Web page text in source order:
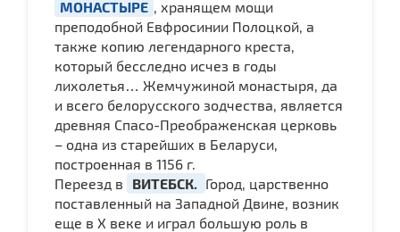
МОНАСТЫРЕ
, хранящем мощи
преподобной Евфросинии Полоцкой, а
также копию легендарного креста,
который бесследно исчез в годы
лихолетья… Жемчужиной монастыря, да
и всего белорусского зодчества, является
древняя Спасо-Преображенская церковь
– одна из старейших в Беларуси,
построенная в 1156 г.
Переезд в
ВИТЕБСК. Город, царственно
поставленный на Западной Двине, возник
еще в X веке и играл большую роль в